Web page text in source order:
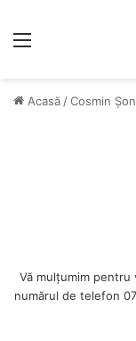
Acasă /Cosmin
Vă mulțumim pentru
numărul de telefon